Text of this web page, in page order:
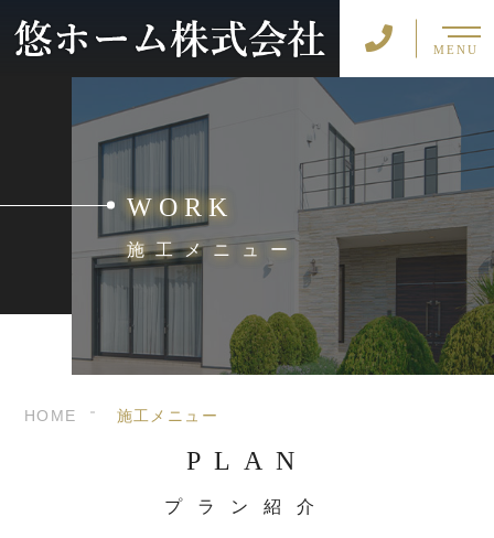
MENU
WORK
施工メニュー
HOME 施工メニュー
PLAN
プラン紹介